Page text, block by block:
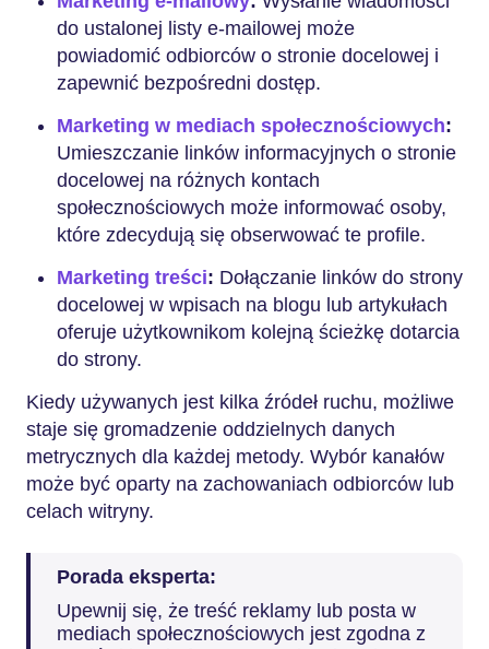
do ustalonej listy e-mailowej może
powiadomić odbiorców o stronie docelowej i
zapewnić bezpośredni dostęp.
Marketing w mediach społecznościowych:
Umieszczanie linków informacyjnych o stronie
docelowej na różnych kontach
społecznościowych może informować osoby,
które zdecydują się obserwować te profile.
Marketing treści: Dołączanie linków do strony
docelowej w wpisach na blogu lub artykułach
oferuje użytkownikom kolejną ścieżkę dotarcia
do strony.
Kiedy używanych jest kilka źródeł ruchu, możliwe
staje się gromadzenie oddzielnych danych
metrycznych dla każdej metody. Wybór kanałów
może być oparty na zachowaniach odbiorców lub
celach witryny.
Porada eksperta:
Upewnij się, że treść reklamy lub posta w
mediach społecznościowych jest zgodna z